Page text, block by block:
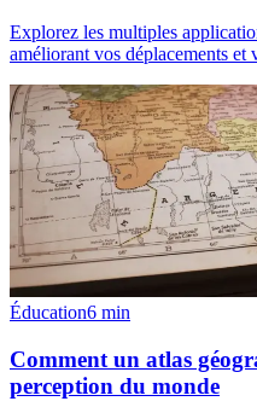
Explorez les multiples
améliorant vos déplacements et
Éducation6 min
Comment un atlas
perception du monde